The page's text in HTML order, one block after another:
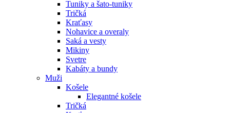
Tuniky a šato-tuniky
Tričká
Kraťasy
Nohavice a overaly
Saká a vesty
Mikiny
Svetre
Kabáty a bundy
Muži
Košele
Elegantné košele
Tričká